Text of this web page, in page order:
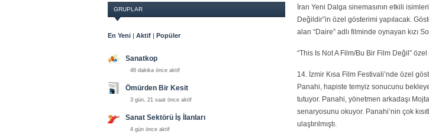
İran Yeni Dalga sinemasının etkili
Değildir”in özel gösterimi yapılacak.
alan “Daire” adlı filminde oynayan kızı
“This Is Not A Film/Bu Bir Film Değil”
14. İzmir Kısa Film Festivali’nde özel
Panahi, hapiste temyiz sonucunu
tutuyor. Panahi, yönetmen arkadaşı
senaryosunu okuyor. Panahi’nin çok
ulaştırılmıştı.
GRUPLAR
En Yeni | Aktif | Popüler
Sanatkop
46 dakika önce aktif
Ömürden Bir Kesit
3 gün, 21 saat önce aktif
Sanat Sektörü İş İlanları
4 gün önce aktif